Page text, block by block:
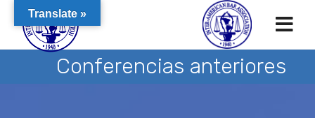
Conferencias anteriores
Translate »